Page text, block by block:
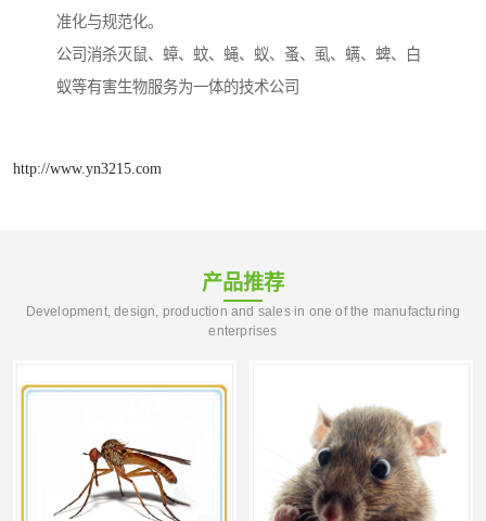
准化与规范化。
公司消杀灭鼠、蟑、蚊、蝇、蚁、蚤、虱、螨、蜱、白
蚁等有害生物服务为一体的技术公司
http://www.yn3215.com
产品推荐
Development, design, production and sales in one of the manufacturing
enterprises